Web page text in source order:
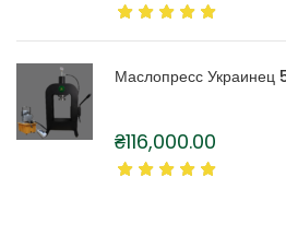
Маслопресс
₴116,000.00